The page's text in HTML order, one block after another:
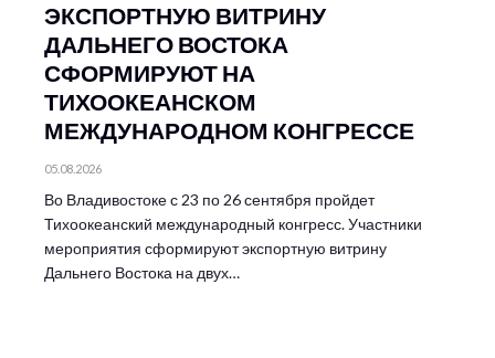
ЭКСПОРТНУЮ ВИТРИНУ
ДАЛЬНЕГО ВОСТОКА
СФОРМИРУЮТ НА
ТИХООКЕАНСКОМ
МЕЖДУНАРОДНОМ КОНГРЕССЕ
05.08.2026
Во Владивостоке с 23 по 26 сентября пройдет
Тихоокеанский международный конгресс. Участники
мероприятия сформируют экспортную витрину
Дальнего Востока на двух…